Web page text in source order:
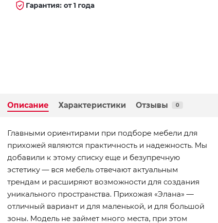
Гарантия: от 1 года
Описание Характеристики Отзывы 0
Главными ориентирами при подборе мебели для
прихожей являются практичность и надежность. Мы
добавили к этому списку еще и безупречную
эстетику — вся мебель отвечают актуальным
трендам и расширяют возможности для создания
уникального пространства. Прихожая «Элана» —
отличный вариант и для маленькой, и для большой
зоны. Модель не займет много места, при этом